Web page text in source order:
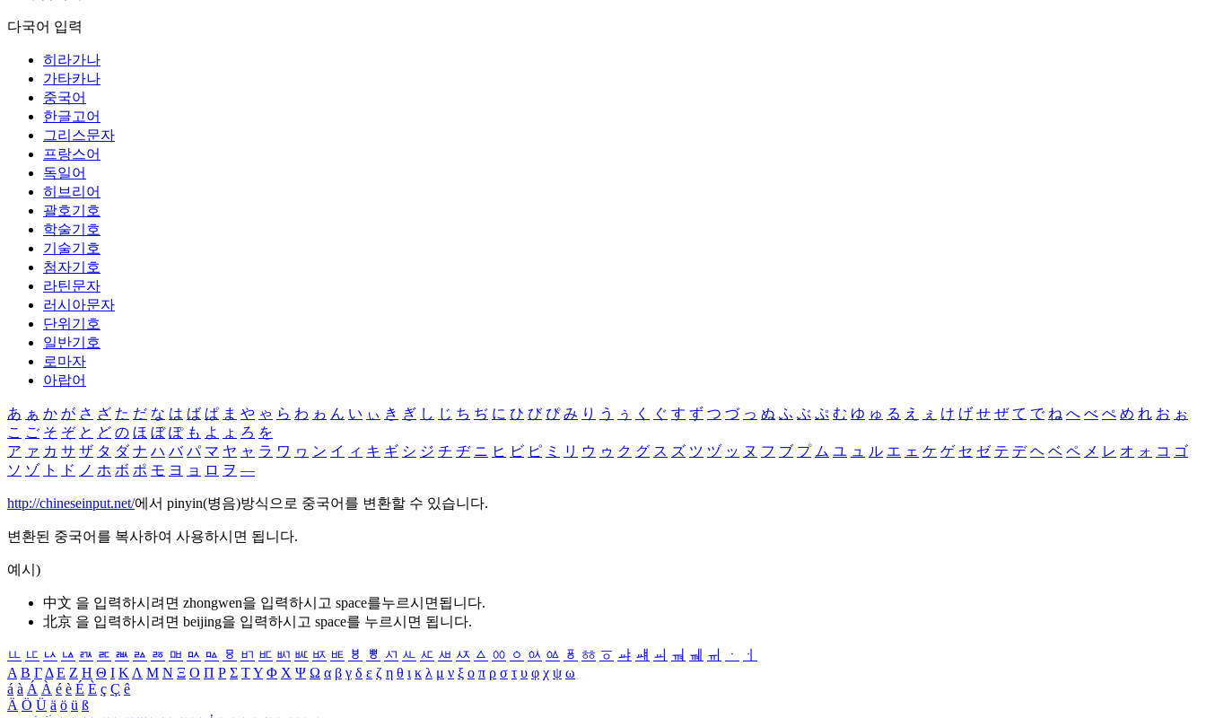
다국어 입력
히라가나
가타카나
중국어
한글고어
그리스문자
프랑스어
독일어
히브리어
괄호기호
학술기호
기술기호
첨자기호
라틴문자
러시아문자
단위기호
일반기호
로마자
아랍어
あ ぁ か が さ ざ た だ な は ば ぱ ま や ゃ ら わ ゎ ん い ぃ き ぎ し じ ち ぢ に ひ び ぴ み り う ぅ く ぐ す ず つ づ っ ぬ ふ ぶ ぷ む ゆ ゅ る え ぇ け げ せ ぜ て で ね へ べ ぺ め れ お ぉ
こ ご そ ぞ と ど の ほ ぼ ぽ も よ ょ ろ を
ア ァ カ サ ザ タ ダ ナ ハ バ パ マ ヤ ャ ラ ワ ヮ ン イ ィ キ ギ シ ジ チ ヂ ニ ヒ ビ ピ ミ リ ウ ゥ ク グ ス ズ ツ ヅ ッ ヌ フ ブ プ ム ユ ュ ル エ ェ ケ ゲ セ ゼ テ デ ヘ ベ ペ メ レ オ ォ コ ゴ
ソ ゾ ト ド ノ ホ ボ ポ モ ヨ ョ ロ ヲ ―
http://chineseinput.net/에서 pinyin(병음)방식으로 중국어를 변환할 수 있습니다.
변환된 중국어를 복사하여 사용하시면 됩니다.
예시)
中文 을 입력하시려면 zhongwen을 입력하시고 space를누르시면됩니다.
北京 을 입력하시려면 beijing을 입력하시고 space를 누르시면 됩니다.
ㅥ ㅦ ㅧ ㅨ ㅩ ㅪ ㅫ ㅬ ㅭ ㅮ ㅯ ㅰ ㅱ ㅲ ㅳ ㅴ ㅵ ㅶ ㅷ ㅸ ㅹ ㅺ ㅻ ㅼ ㅽ ㅾ ㅿ ㆀ ㆁ ㆂ ㆃ ㆄ ㆅ ㆆ ㆇ ㆈ ㆉ ㆊ ㆋ ㆌ ㆍ
ㆎ
Α Β ΓΔ Ε Ζ Η Θ Ι ΚΛ Μ Ν Ξ Ο Π Ρ Σ ΤΥ Φ Χ Ψ Ω α β γ δ ε ζ η θ ι κ λ μ ν ξ ο π ρ σ τ υ φ χ ψ ω
á à Á À é è É È ç Ç ê
Ä Ö Ü ä ö ü ß